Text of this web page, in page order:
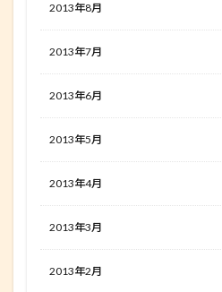
2013年8月
2013年7月
2013年6月
2013年5月
2013年4月
2013年3月
2013年2月